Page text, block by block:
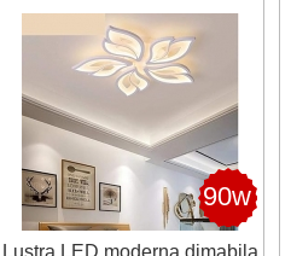
90w
Lustra LED moderna dimabila